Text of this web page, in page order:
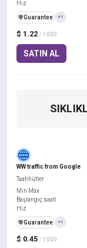
$ 1.22 / 1000
SATIN AL
Hız
️🛡️Guarantee +1
WW traffic from Google
$ 0.45 / 1000
Taahhütler
Min Max
Başlangıç saati
Hız
️🛡️Guarantee +1